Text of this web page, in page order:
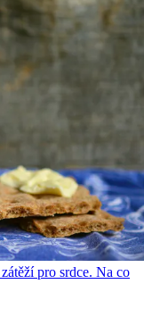
pro srdce. Na co